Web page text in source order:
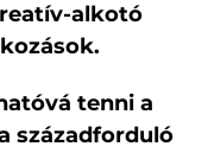
alkotó
tenni a
századforduló